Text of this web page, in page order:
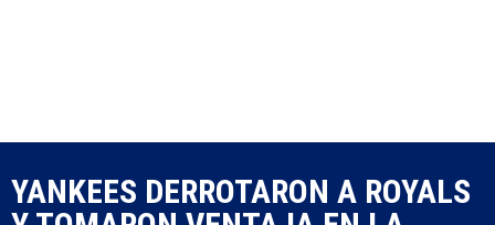
YANKEES DERROTARON A ROYALS